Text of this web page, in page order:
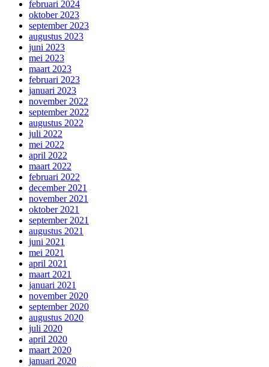
februari 2024
oktober 2023
september 2023
augustus 2023
juni 2023
mei 2023
maart 2023
februari 2023
januari 2023
november 2022
september 2022
augustus 2022
juli 2022
mei 2022
april 2022
maart 2022
februari 2022
december 2021
november 2021
oktober 2021
september 2021
augustus 2021
juni 2021
mei 2021
april 2021
maart 2021
januari 2021
november 2020
september 2020
augustus 2020
juli 2020
april 2020
maart 2020
januari 2020